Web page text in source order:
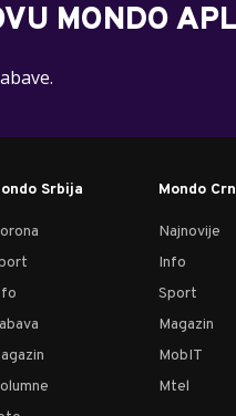
MONDO
Srbija Mondo
Najnovije
Info
Sport
Magazin
MobIT
Mtel